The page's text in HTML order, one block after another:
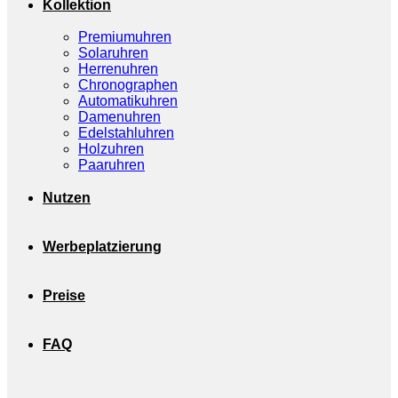
Kollektion
Premiumuhren
Solaruhren
Herrenuhren
Chronographen
Automatikuhren
Damenuhren
Edelstahluhren
Holzuhren
Paaruhren
Nutzen
Werbeplatzierung
Preise
FAQ